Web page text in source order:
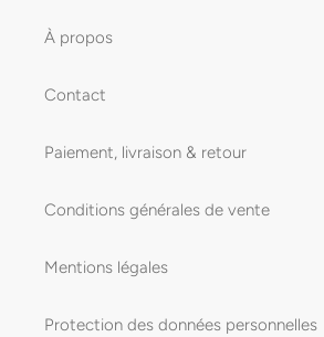
À propos
Contact
Paiement, livraison & retour
Conditions générales de vente
Mentions légales
Protection des données personnelles